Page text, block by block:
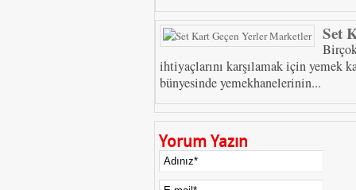
Set
ihtiyaçlarını karşılamak için yemek
bünyesinde yemekhanelerinin...
Yorum Yazın